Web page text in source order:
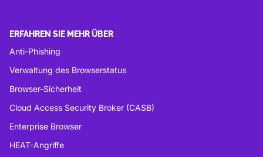
ERFAHREN SIE MEHR ÜBER
Anti-Phishing
Verwaltung des Browserstatus
Browser-Sicherheit
Cloud Access Security Broker (CASB)
Enterprise Browser
HEAT-Angriffe